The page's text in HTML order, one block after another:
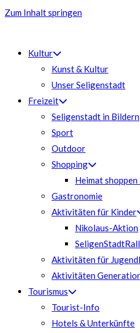
Zum Inhalt springen
Kultur
Kunst & Kultur
Unser Seligenstadt
Freizeit
Seligenstadt in Bildern
Sport
Outdoor
Shopping
Heimat
Gastronomie
Aktivitäten für Kinder
Nikolaus-Aktion
Aktivitäten für
Aktivitäten
Tourismus
Tourist-Info
Hotels & Unterkünfte